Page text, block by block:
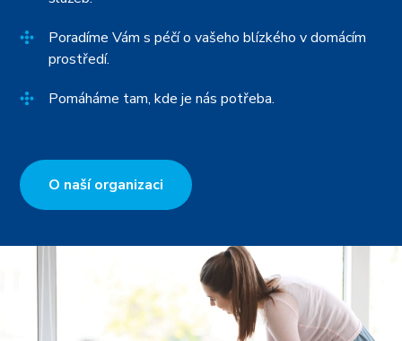
Poradíme Vám s péčí o vašeho blízkého v domácím
prostředí.
Pomáháme tam, kde je nás potřeba.
O naší organizaci